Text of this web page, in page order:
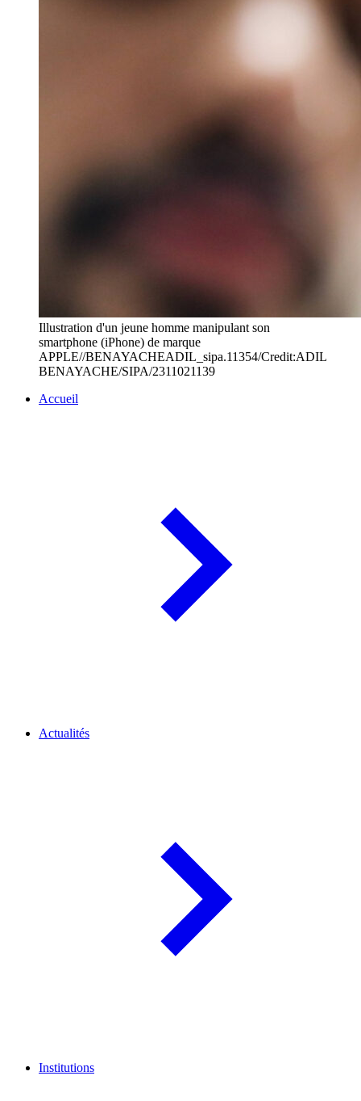
Illustration d'un jeune homme manipulant son
smartphone (iPhone) de marque
APPLE//BENAYACHEADIL_sipa.11354/Credit:ADIL
BENAYACHE/SIPA/2311021139
Accueil
Actualités
Institutions